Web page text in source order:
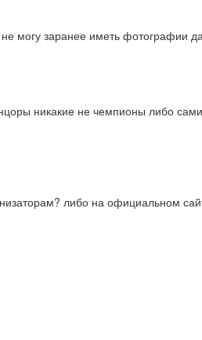
могу заранее иметь
никакие не чемпионы либо
либо на официальном